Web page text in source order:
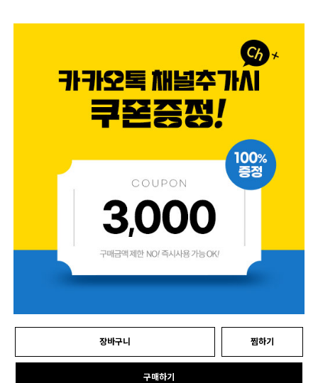
장바구니 찜하기
구매하기